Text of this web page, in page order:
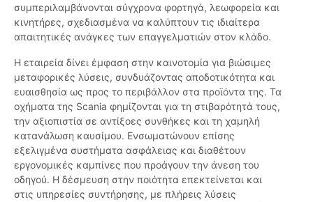
συμπεριλαμβάνονται σύγχρονα φορτηγά, λεωφορεία και
κινητήρες, σχεδιασμένα να καλύπτουν τις ιδιαίτερα
απαιτητικές ανάγκες των επαγγελματιών στον κλάδο.
Η εταιρεία δίνει έμφαση στην καινοτομία για βιώσιμες
μεταφορικές λύσεις, συνδυάζοντας αποδοτικότητα και
ευαισθησία ως προς το περιβάλλον στα προϊόντα της. Τα
οχήματα της Scania φημίζονται για τη στιβαρότητά τους,
την αξιοπιστία σε αντίξοες συνθήκες και τη χαμηλή
κατανάλωση καυσίμου. Ενσωματώνουν επίσης
εξελιγμένα συστήματα ασφάλειας και διαθέτουν
εργονομικές καμπίνες που προάγουν την άνεση του
οδηγού. Η δέσμευση στην ποιότητα επεκτείνεται και
στις υπηρεσίες συντήρησης, με πλήρεις λύσεις